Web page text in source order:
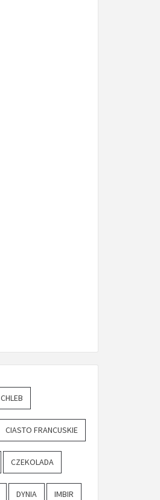
CHLEB
CIASTO FRANCUSKIE
CZEKOLADA
DYNIA IMBIR